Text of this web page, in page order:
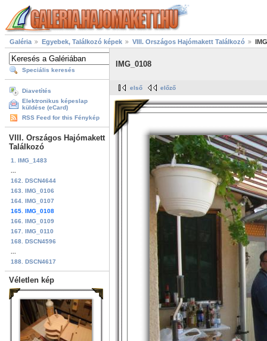
Galéria Egyebek, Találkozó képek VIII. Országos Hajómakett Találkozó
Speciális keresés
Diavetítés
Elektronikus képeslap
küldése (eCard)
RSS Feed for this Fénykép
VIII. Országos Hajómakett
Találkozó
1. IMG_1483
162. DSCN4644
163. IMG_0106
164. IMG_0107
165. IMG_0108
166. IMG_0109
167. IMG_0110
168. DSCN4596
188. DSCN4617
Véletlen kép
IMG_0108
első előző